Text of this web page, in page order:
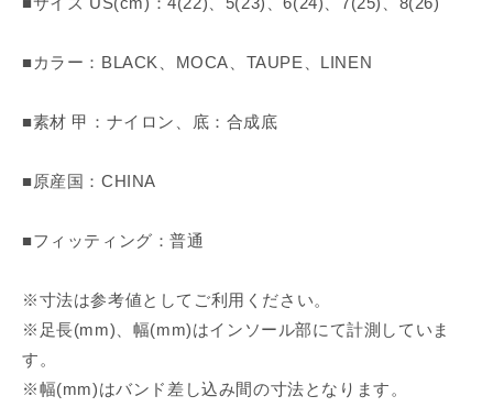
■カラー：BLACK、MOCA、TAUPE、LINEN
■素材 甲：ナイロン、底：合成底
■原産国：CHINA
■フィッティング：普通
※寸法は参考値としてご利用ください。
※足長(mm)、幅(mm)はインソール部にて計測していま
す。
※幅(mm)はバンド差し込み間の寸法となります。